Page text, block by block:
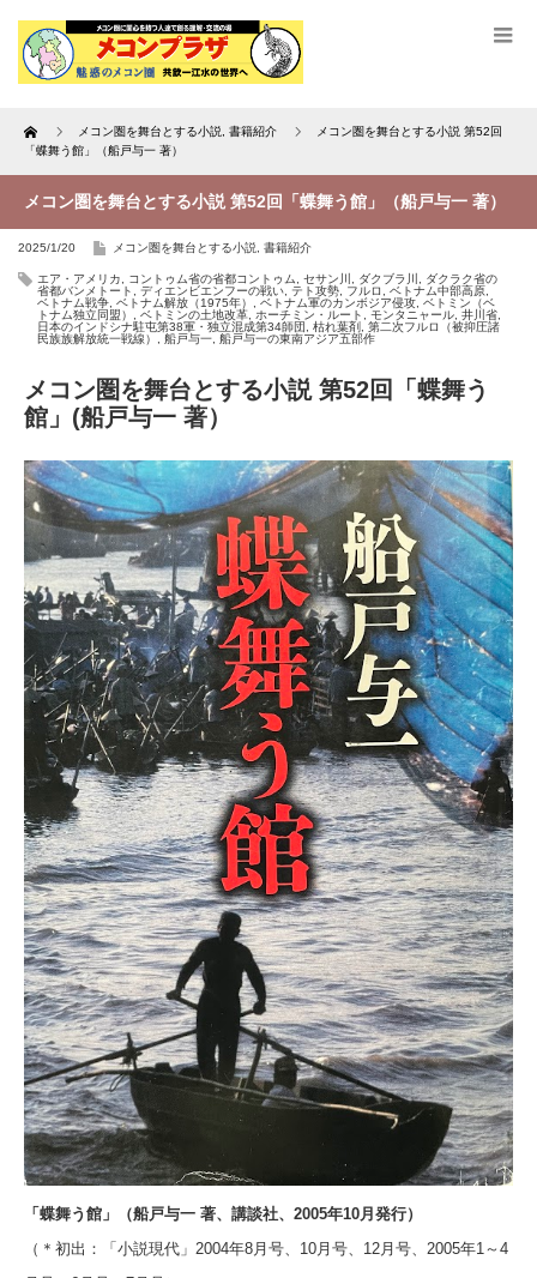
Home メコン圏を舞台とする小説 書籍紹介
メコン圏を舞台とする小説 第52回
「蝶舞う館」（船戸与一 著）
メコン圏を舞台とする小説 第52回「蝶舞う館」（船戸与一 著）
2025/1/20 メコン圏を舞台とする小説 書籍紹介
エア・アメリカ コントゥム省の省都コントゥム セサン川 ダクブラ川
ダクラク省の
省都バンメトート
ディエンビエンフーの戦い テト攻勢 フルロ ベトナム中部高原
ベトナム戦争 ベトナム解放（1975年） ベトナム軍のカンボジア侵攻 ベトミン（ベ
トナム独立同盟）
ベトミンの土地改革 ホーチミン・ルート モンタニャール 井川省
日本のインドシナ駐屯第38軍・独立混成第34師団
枯れ葉剤
第二次フルロ（被抑圧諸
民族族解放統一戦線）
船戸与一 船戸与一の東南アジア五部作
メコン圏を舞台とする小説 第52回「蝶舞う
館」(船戸与一 著）
「蝶舞う館」（船戸与一 著、講談社、2005年10月発行）
（＊初出：「小説現代」2004年8月号、10月号、12月号、2005年1～4